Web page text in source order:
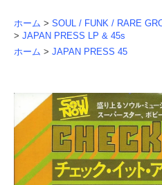
ホーム > SOUL / FUNK / RARE
> JAPAN PRESS LP & 45s
ホーム > JAPAN PRESS 45